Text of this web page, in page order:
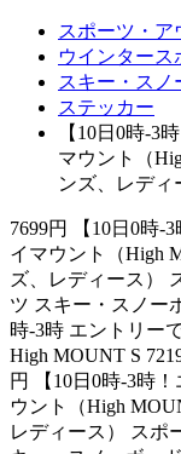
スポーツ・ア
ウインタース
スキー・スノ
ステッカー
【10日0時-3
マウント（
ンズ、レディ
7699円 【10日0時-
イマウント（High
ズ、レディース）
ツ スキー・スノー
時-3時 エントリー
High MOUNT S
円 【10日0時-3時
ウント（High
レディース） スポ